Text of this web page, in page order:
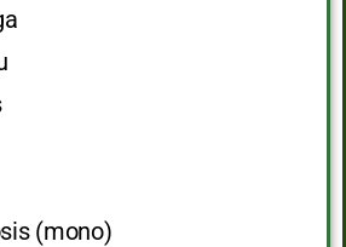
(mono)